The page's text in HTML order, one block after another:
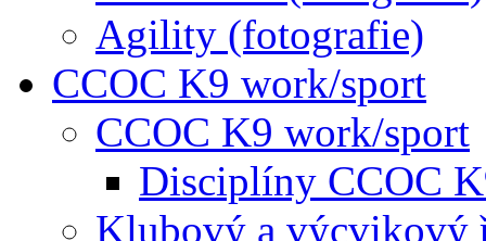
Agility (fotografie)
CCOC K9 work/sport
CCOC K9 work/sport
Disciplíny CCOC
Klubový a výcvikový